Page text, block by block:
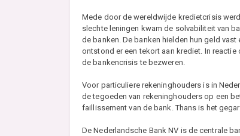
Mede door de wereldwijde kredietcrisis
slechte leningen kwam de solvabiliteit van
de banken. De banken hielden hun geld
ontstond er een tekort aan krediet. In
de bankencrisis te bezweren.
Voor particuliere rekeninghouders is in
de tegoeden van rekeninghouders op een
faillissement van de bank. Thans is het
De Nederlandsche Bank NV is de centrale